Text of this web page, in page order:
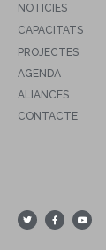
NOTICIES
CAPACITATS
PROJECTES
AGENDA
ALIANCES
CONTACTE